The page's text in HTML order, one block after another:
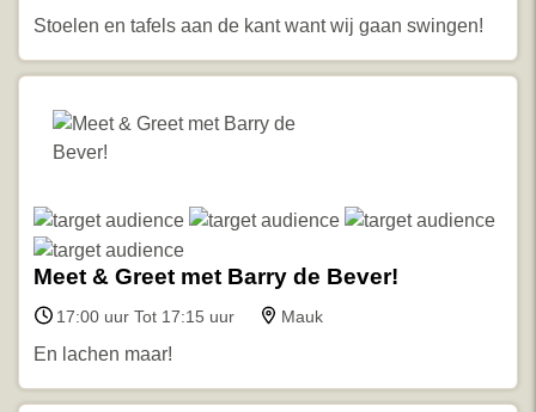
Stoelen en tafels aan de kant want wij gaan swingen!
Meet & Greet met Barry de Bever!
17:00 uur Tot 17:15 uur Mauk
En lachen maar!